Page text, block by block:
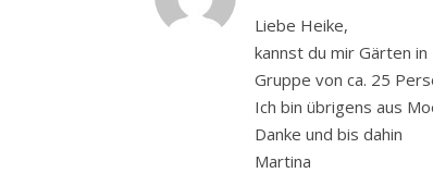
Liebe Heike,
kannst du mir Gärten
Gruppe von ca. 25
Ich bin übrigens aus
Danke und bis dahin
Martina